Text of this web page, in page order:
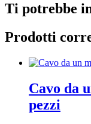
Ti potrebbe
Prodotti
Cavo da
pezzi